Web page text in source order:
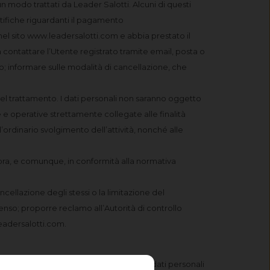
modo trattati da Leader Salotti. Alcuni di questi
riguardanti il pagamento
sito www.leadersalotti.com e abbia prestato il
l’Utente registrato tramite email, posta o
informare sulle modalità di cancellazione, che
trattamento. I dati personali non saranno oggetto
operative strettamente collegate alle finalità
svolgimento dell’attività, nonché alle
e comunque, in conformità alla normativa
degli stessi o la limitazione del
proporre reclamo all’Autorità di controllo
del Garante per la protezione dei dati personali